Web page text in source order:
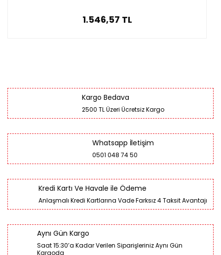
1.546,57 TL
Kargo Bedava
2500 TL Üzeri Ücretsiz Kargo
Whatsapp İletişim
0501 048 74 50
Kredi Kartı Ve Havale ile Ödeme
Anlaşmalı Kredi Kartlarına Vade Farksız 4 Taksit Avantajı
Aynı Gün Kargo
Saat 15:30’a Kadar Verilen Siparişleriniz Aynı Gün
Kargoda